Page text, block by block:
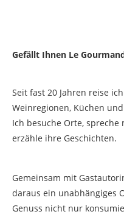
Gefällt Ihnen Le
Seit fast 20 Jahren reise
Weinregionen, Küchen
Ich besuche Orte,
erzähle ihre Geschichten.
Gemeinsam mit
daraus ein unabhängiges
Genuss nicht nur